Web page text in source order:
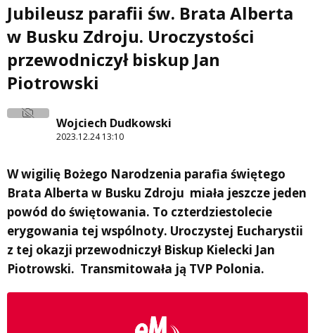
Jubileusz parafii św. Brata Alberta
w Busku Zdroju. Uroczystości
przewodniczył biskup Jan
Piotrowski
Wojciech Dudkowski
2023.12.24 13:10
W wigilię Bożego Narodzenia parafia świętego
Brata Alberta w Busku Zdroju miała jeszcze jeden
powód do świętowania. To czterdziestolecie
erygowania tej wspólnoty. Uroczystej Eucharystii
z tej okazji przewodniczył Biskup Kielecki Jan
Piotrowski. Transmitowała ją TVP Polonia.